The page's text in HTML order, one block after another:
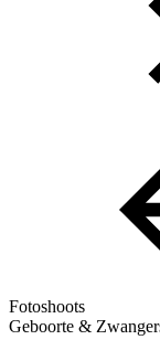
Fotoshoots
Geboorte &